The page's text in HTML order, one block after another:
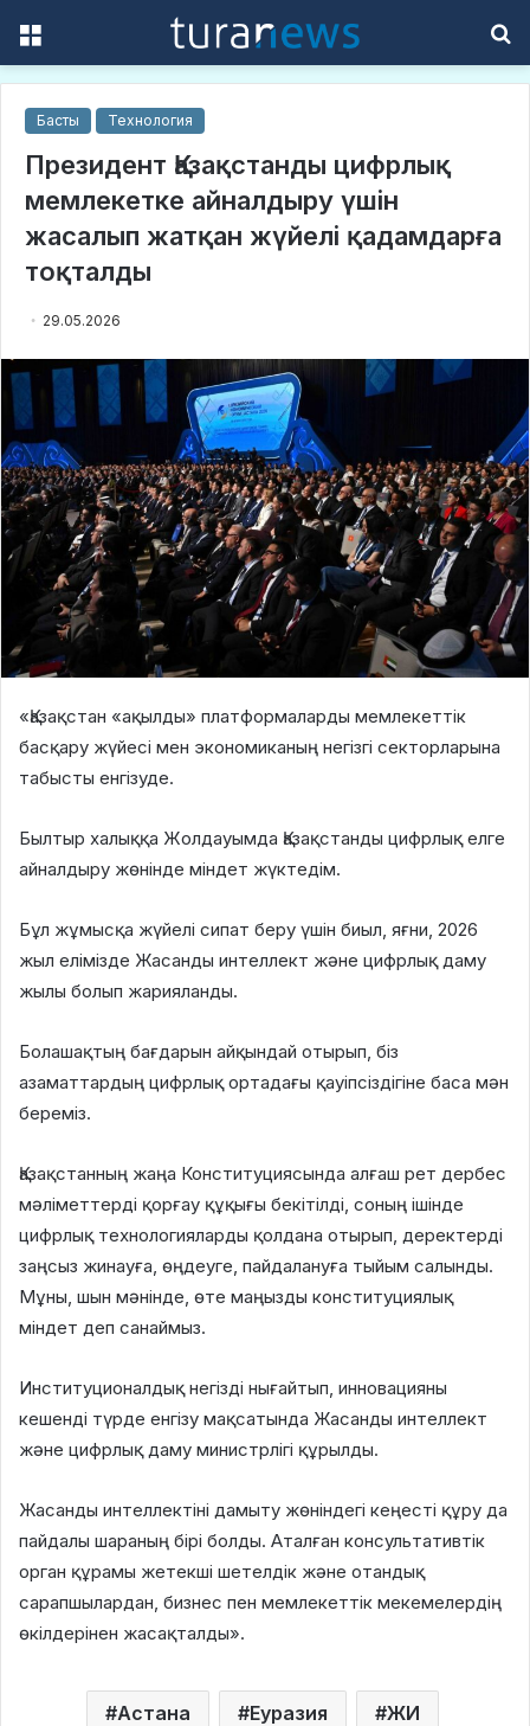
Басты Технология
Президент Қазақстанды цифрлық
мемлекетке айналдыру үшін
жасалып жатқан жүйелі қадамдарға
тоқталды
29.05.2026
«Қазақстан «ақылды» платформаларды мемлекеттік
басқару жүйесі мен экономиканың негізгі секторларына
табысты енгізуде.
Былтыр халыққа Жолдауымда Қазақстанды цифрлық елге
айналдыру жөнінде міндет жүктедім.
Бұл жұмысқа жүйелі сипат беру үшін биыл, яғни, 2026
жыл елімізде Жасанды интеллект және цифрлық даму
жылы болып жарияланды.
Болашақтың бағдарын айқындай отырып, біз
азаматтардың цифрлық ортадағы қауіпсіздігіне баса мән
береміз.
Қазақстанның жаңа Конституциясында алғаш рет дербес
мәліметтерді қорғау құқығы бекітілді, соның ішінде
цифрлық технологияларды қолдана отырып, деректерді
заңсыз жинауға, өңдеуге, пайдалануға тыйым салынды.
Мұны, шын мәнінде, өте маңызды конституциялық
міндет деп санаймыз.
Институционалдық негізді нығайтып, инновацияны
кешенді түрде енгізу мақсатында Жасанды интеллект
және цифрлық даму министрлігі құрылды.
Жасанды интеллектіні дамыту жөніндегі кеңесті құру да
пайдалы шараның бірі болды. Аталған консультативтік
орган құрамы жетекші шетелдік және отандық
сарапшылардан, бизнес пен мемлекеттік мекемелердің
өкілдерінен жасақталды».
Астана Еуразия ЖИ